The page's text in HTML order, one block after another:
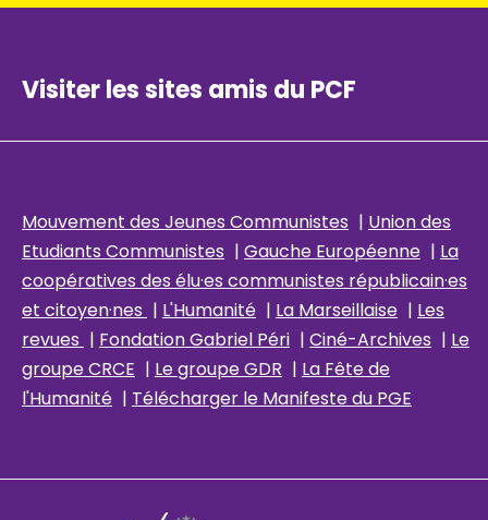
Visiter les sites amis du PCF
Mouvement des Jeunes Communistes | Union des
Etudiants Communistes | Gauche Européenne | La
coopératives des élu·es communistes républicain·es
et citoyen·nes | L'Humanité | La Marseillaise | Les
revues | Fondation Gabriel Péri | Ciné-Archives | Le
groupe CRCE | Le groupe GDR | La Fête de
l'Humanité | Télécharger le Manifeste du PGE